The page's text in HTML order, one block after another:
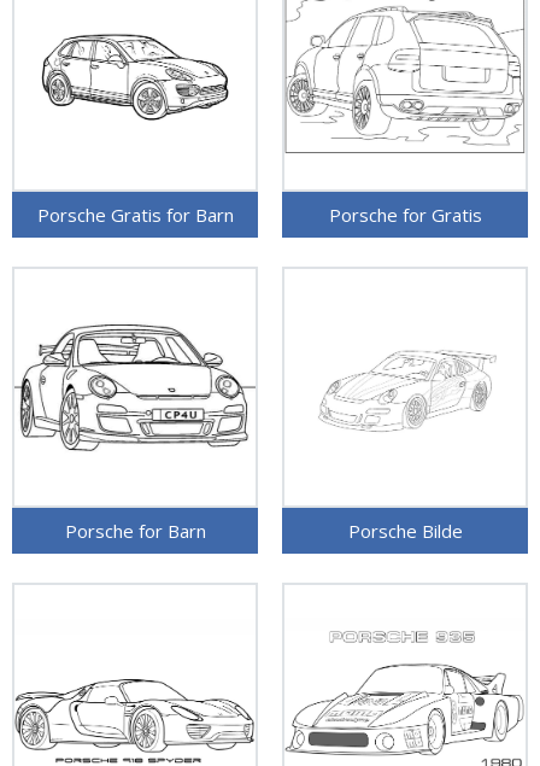
Porsche Gratis for Barn Porsche for Gratis
Porsche for Barn Porsche Bilde